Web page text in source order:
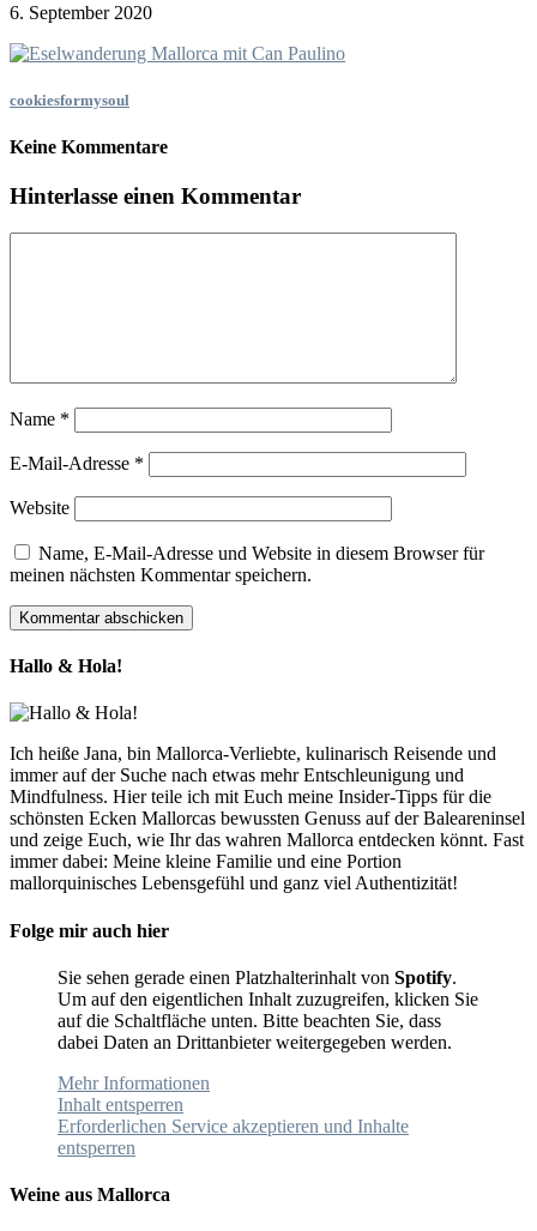
6. September 2020
cookiesformysoul
Keine Kommentare
Hinterlasse einen Kommentar
Name *
E-Mail-Adresse *
Website
Name, E-Mail-Adresse und Website in diesem Browser für
meinen nächsten Kommentar speichern.
Hallo & Hola!
Ich heiße Jana, bin Mallorca-Verliebte, kulinarisch Reisende und
immer auf der Suche nach etwas mehr Entschleunigung und
Mindfulness. Hier teile ich mit Euch meine Insider-Tipps für die
schönsten Ecken Mallorcas bewussten Genuss auf der Baleareninsel
und zeige Euch, wie Ihr das wahren Mallorca entdecken könnt. Fast
immer dabei: Meine kleine Familie und eine Portion
mallorquinisches Lebensgefühl und ganz viel Authentizität!
Folge mir auch hier
Sie sehen gerade einen Platzhalterinhalt von Spotify.
Um auf den eigentlichen Inhalt zuzugreifen, klicken Sie
auf die Schaltfläche unten. Bitte beachten Sie, dass
dabei Daten an Drittanbieter weitergegeben werden.
Mehr Informationen
Inhalt entsperren
Erforderlichen Service akzeptieren und Inhalte
entsperren
Weine aus Mallorca